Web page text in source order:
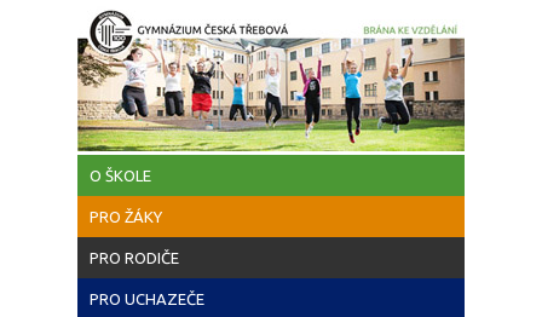
Přejít k hlavnímu obsahu
O ŠKOLE
PRO ŽÁKY
PRO RODIČE
PRO UCHAZEČE